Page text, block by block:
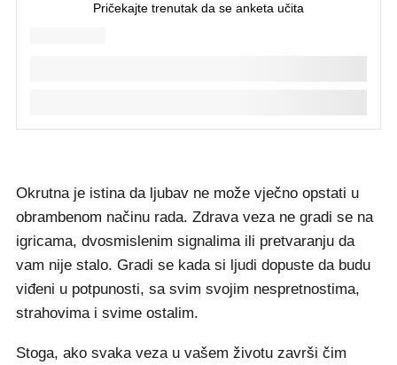
Okrutna je istina da ljubav ne može vječno opstati u
obrambenom načinu rada. Zdrava veza ne gradi se na
igricama, dvosmislenim signalima ili pretvaranju da
vam nije stalo. Gradi se kada si ljudi dopuste da budu
viđeni u potpunosti, sa svim svojim nespretnostima,
strahovima i svime ostalim.
Stoga, ako svaka veza u vašem životu završi čim